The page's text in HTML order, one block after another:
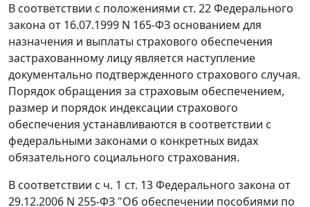
В соответствии с положениями ст. 22Федерального
закона от 16.07.1999 N 165-ФЗ основанием для
назначения и выплаты страхового обеспечения
застрахованному лицу является наступление
документально подтвержденного страхового случая.
Порядок обращения за страховым обеспечением,
размер и порядок индексации страхового
обеспечения устанавливаются в соответствии с
федеральными законами о конкретных видах
обязательного социального страхования.
В соответствии с ч. 1 ст. 13Федерального закона от
29.12.2006 N 255-ФЗ "Об обеспечении пособиями по